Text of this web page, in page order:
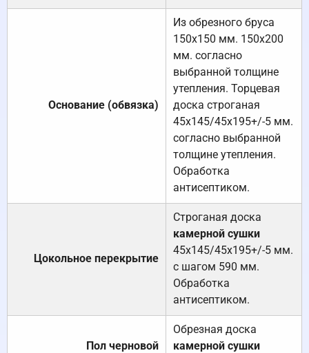
Основание (обвязка)
Из обрезного бруса
150х150 мм. 150х200
мм. согласно
выбранной толщине
утепления. Торцевая
доска строганая
45х145/45х195+/-5 мм.
согласно выбранной
толщине утепления.
Обработка
антисептиком.
Цокольное перекрытие
Строганая доска
камерной сушки
45х145/45х195+/-5 мм.
с шагом 590 мм.
Обработка
антисептиком.
Пол черновой
Обрезная доска
камерной сушки